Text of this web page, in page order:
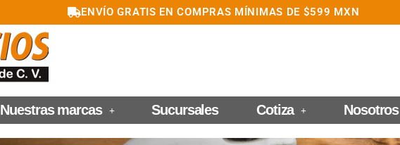
ENVÍO GRATIS EN COMPRAS MÍNIMAS DE $599 MXN
Nuestras marcas Sucursales Cotiza Nosotros